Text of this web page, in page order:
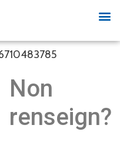
Non
renseign?